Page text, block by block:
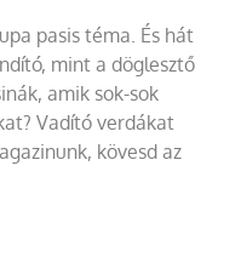
pasis téma. És hát
mint a döglesztő
amik sok-sok
Vadító verdákat
kövesd az